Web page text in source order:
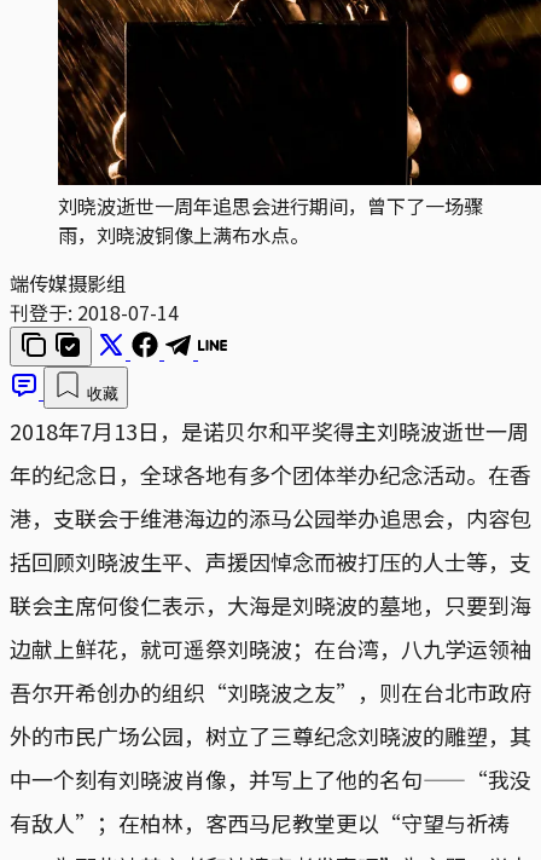
刘晓波逝世一周年追思会进行期间，曾下了一场骤
雨，刘晓波铜像上满布水点。
端传媒摄影组
刊登于: 2018-07-14
收藏
2018年7月13日，是诺贝尔和平奖得主刘晓波逝世一周
年的纪念日，全球各地有多个团体举办纪念活动。在香
港，支联会于维港海边的添马公园举办追思会，内容包
括回顾刘晓波生平、声援因悼念而被打压的人士等，支
联会主席何俊仁表示，大海是刘晓波的墓地，只要到海
边献上鲜花，就可遥祭刘晓波；在台湾，八九学运领袖
吾尔开希创办的组织“刘晓波之友”，则在台北市政府
外的市民广场公园，树立了三尊纪念刘晓波的雕塑，其
中一个刻有刘晓波肖像，并写上了他的名句——“我没
有敌人”；在柏林，客西马尼教堂更以“守望与祈祷